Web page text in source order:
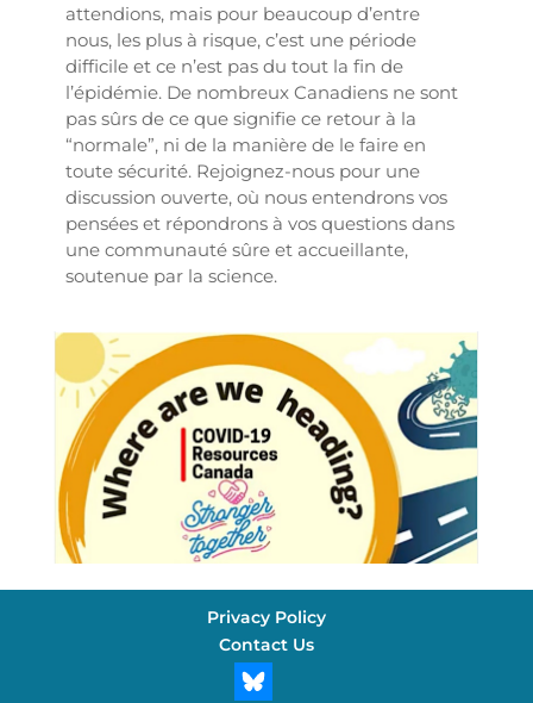
attendions, mais pour beaucoup d’entre
nous, les plus à risque, c’est une période
difficile et ce n’est pas du tout la fin de
l’épidémie. De nombreux Canadiens ne sont
pas sûrs de ce que signifie ce retour à la
“normale”, ni de la manière de le faire en
toute sécurité. Rejoignez-nous pour une
discussion ouverte, où nous entendrons vos
pensées et répondrons à vos questions dans
une communauté sûre et accueillante,
soutenue par la science.
Privacy Policy
Contact Us